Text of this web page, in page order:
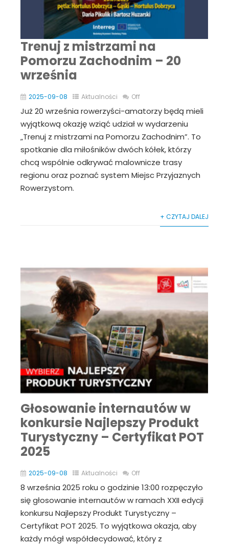
Trenuj z mistrzami na
Pomorzu Zachodnim – 20
września
2025-09-08 Aktualności Off
Już 20 września rowerzyści-amatorzy będą mieli
wyjątkową okazję wziąć udział w wydarzeniu
„Trenuj z mistrzami na Pomorzu Zachodnim”. To
spotkanie dla miłośników dwóch kółek, którzy
chcą wspólnie odkrywać malownicze trasy
regionu oraz poznać system Miejsc Przyjaznych
Rowerzystom.
+ CZYTAJ DALEJ
Głosowanie internautów w
konkursie Najlepszy Produkt
Turystyczny – Certyfikat POT
2025
2025-09-08 Aktualności Off
8 września 2025 roku o godzinie 13:00 rozpęczyło
się głosowanie internautów w ramach XXII edycji
konkursu Najlepszy Produkt Turystyczny –
Certyfikat POT 2025. To wyjątkowa okazja, aby
każdy mógł współdecydować, który z